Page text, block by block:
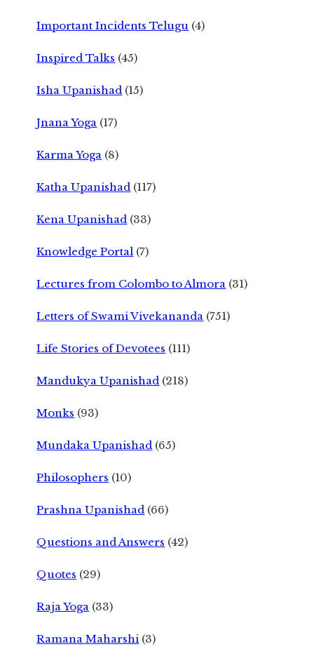
Important Incidents Telugu (4)
Inspired Talks (45)
Isha Upanishad (15)
Jnana Yoga (17)
Karma Yoga (8)
Katha Upanishad (117)
Kena Upanishad (33)
Knowledge Portal (7)
Lectures from Colombo to Almora (31)
Letters of Swami Vivekananda (751)
Life Stories of Devotees (111)
Mandukya Upanishad (218)
Monks (93)
Mundaka Upanishad (65)
Philosophers (10)
Prashna Upanishad (66)
Questions and Answers (42)
Quotes (29)
Raja Yoga (33)
Ramana Maharshi (3)